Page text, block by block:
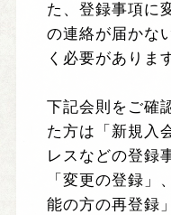
た、登録事項に
の連絡が届かな
く必要がありま
下記会則をご確
た方は「新規入
レスなどの登録
「変更の登録」
能の方の再登録